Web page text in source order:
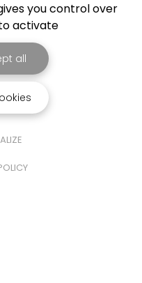
you control over
activate
all